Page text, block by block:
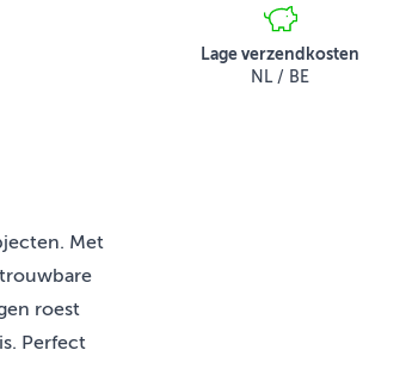
Lage verzendkosten
NL / BE
Met
roest
Perfect